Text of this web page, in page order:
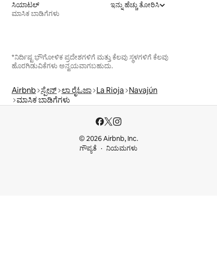
ಸಿಯಾಟಲ್
ಮಾಸಿಕ ಬಾಡಿಗೆಗಳು
ಇನ್ನು ಹೆಚ್ಚು ತೋರಿಸಿ
*ನಿರ್ದಿಷ್ಟ ಭೌಗೋಳಿಕ ಪ್ರದೇಶಗಳಿಗೆ ಮತ್ತು ಕೆಲವು ಸ್ಥಳಗಳಿಗೆ ಕೆಲವು
ಹೊರಗಿಡುವಿಕೆಗಳು ಅನ್ವಯವಾಗಬಹುದು.
Airbnb ಸ್ಪೇನ್ ಲಾ ರೈಓಜಾ La Rioja Navajún
ಮಾಸಿಕ ಬಾಡಿಗೆಗಳು
© 2026 Airbnb, Inc.
ಗೌಪ್ಯತೆ
ನಿಯಮಗಳು